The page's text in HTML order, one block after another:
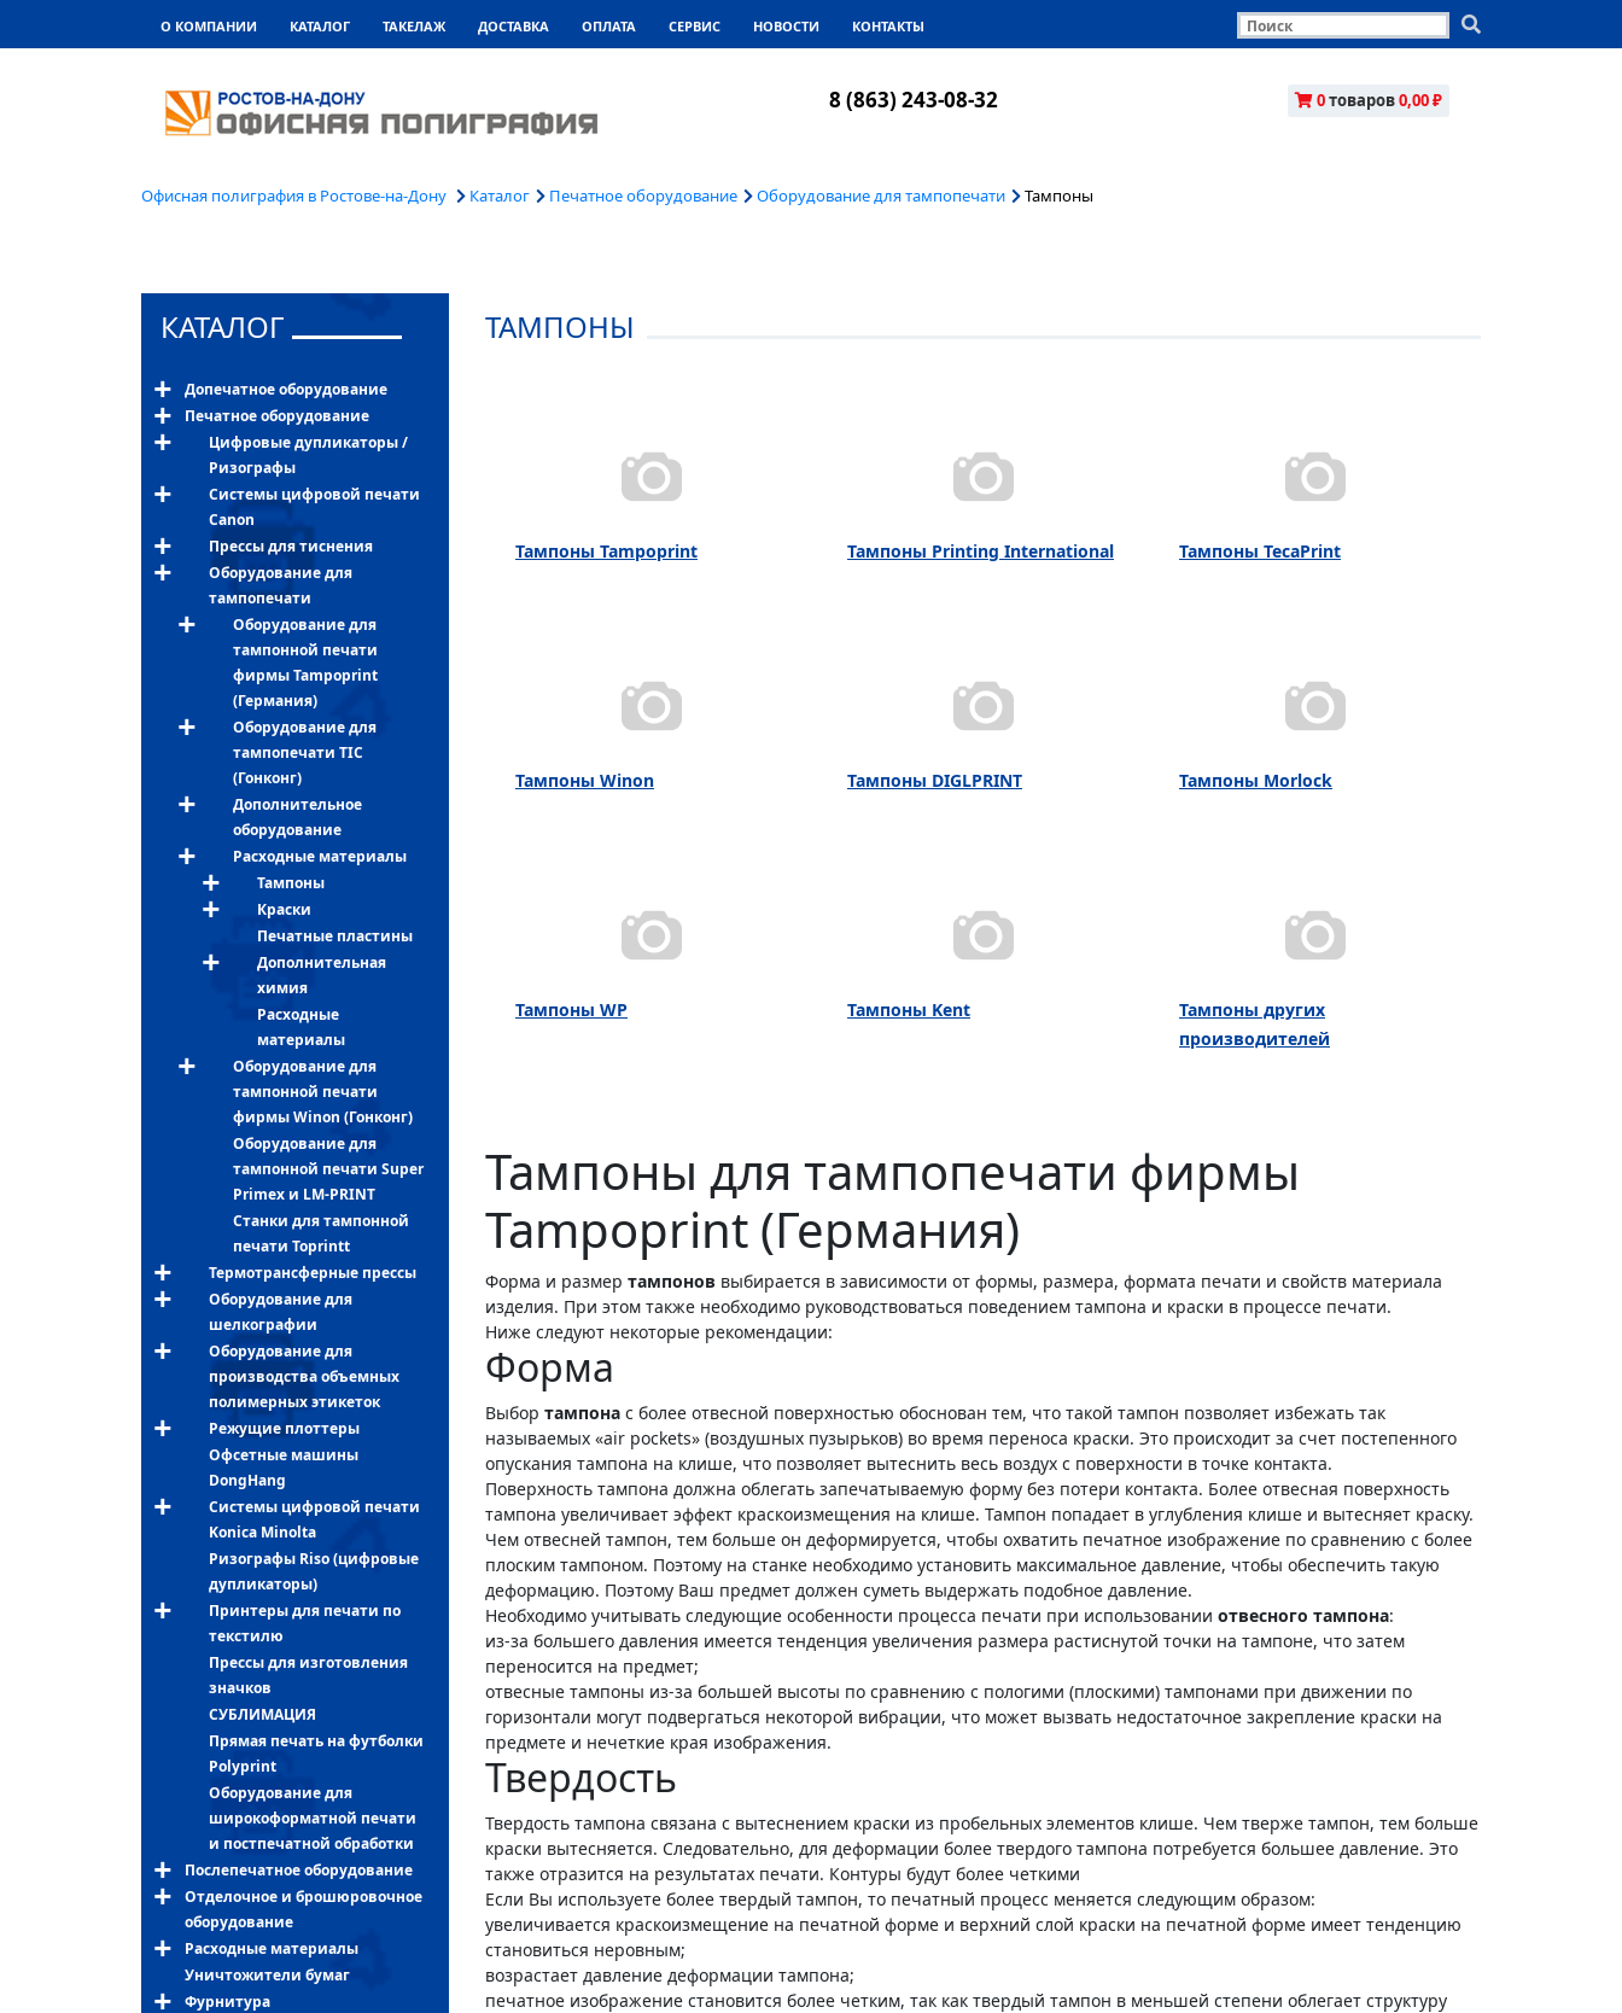
О КОМПАНИИ КАТАЛОГ ТАКЕЛАЖ ДОСТАВКА ОПЛАТА СЕРВИС НОВОСТИ КОНТАКТЫ
8 (863) 243-08-32 0товаров0,00 ₽
Офисная полиграфия в Ростове-на-Дону Каталог Печатное оборудование Оборудование для тампопечати Тампоны
КАТАЛОГ
Допечатное оборудование
Печатное оборудование
Цифровые дупликаторы /
Ризографы
Системы цифровой печати
Canon
Прессы для тиснения
Оборудование для
тампопечати
Оборудование для
тампонной печати
фирмы Tampoprint
(Германия)
Оборудование для
тампопечати TIC
(Гонконг)
Дополнительное
оборудование
Расходные материалы
Тампоны
Краски
Печатные пластины
Дополнительная
химия
Расходные
материалы
Оборудование для
тампонной печати
фирмы Winon (Гонконг)
Оборудование для
тампонной печати Super
Primex и LM-PRINT
Станки для тампонной
печати Toprintt
Термотрансферные прессы
Оборудование для
шелкографии
Оборудование для
производства объемных
полимерных этикеток
Режущие плоттеры
Офсетные машины
DongHang
Системы цифровой печати
Konica Minolta
Ризографы Riso (цифровые
дупликаторы)
Принтеры для печати по
текстилю
Прессы для изготовления
значков
СУБЛИМАЦИЯ
Прямая печать на футболки
Polyprint
Оборудование для
широкоформатной печати
и постпечатной обработки
Послепечатное оборудование
Отделочное и брошюровочное
оборудование
Расходные материалы
Уничтожители бумаг
Фурнитура
ТАМПОНЫ
Тампоны Tampoprint Тампоны Printing International Тампоны TecaPrint
Тампоны Winon Тампоны DIGLPRINT Тампоны Morlock
Тампоны WP Тампоны Kent
Тампоны других
производителей
Тампоны для тампопечати фирмы
Tampoprint (Германия)
Форма и размер тампонов выбирается в зависимости от формы, размера, формата печати и свойств материала
изделия. При этом также необходимо руководствоваться поведением тампона и краски в процессе печати.
Ниже следуют некоторые рекомендации:
Форма
Выбор тампона с более отвесной поверхностью обоснован тем, что такой тампон позволяет избежать так
называемых «air pockets» (воздушных пузырьков) во время переноса краски. Это происходит за счет постепенного
опускания тампона на клише, что позволяет вытеснить весь воздух с поверхности в точке контакта.
Поверхность тампона должна облегать запечатываемую форму без потери контакта. Более отвесная поверхность
тампона увеличивает эффект краскоизмещения на клише. Тампон попадает в углубления клише и вытесняет краску.
Чем отвесней тампон, тем больше он деформируется, чтобы охватить печатное изображение по сравнению с более
плоским тампоном. Поэтому на станке необходимо установить максимальное давление, чтобы обеспечить такую
деформацию. Поэтому Ваш предмет должен суметь выдержать подобное давление.
Необходимо учитывать следующие особенности процесса печати при использовании отвесного тампона:
из-за большего давления имеется тенденция увеличения размера растиснутой точки на тампоне, что затем
переносится на предмет;
отвесные тампоны из-за большей высоты по сравнению с пологими (плоскими) тампонами при движении по
горизонтали могут подвергаться некоторой вибрации, что может вызвать недостаточное закрепление краски на
предмете и нечеткие края изображения.
Твердость
Твердость тампона связана с вытеснением краски из пробельных элементов клише. Чем тверже тампон, тем больше
краски вытесняется. Следовательно, для деформации более твердого тампона потребуется большее давление. Это
также отразится на результатах печати. Контуры будут более четкими
Если Вы используете более твердый тампон, то печатный процесс меняется следующим образом:
увеличивается краскоизмещение на печатной форме и верхний слой краски на печатной форме имеет тенденцию
становиться неровным;
возрастает давление деформации тампона;
печатное изображение становится более четким, так как твердый тампон в меньшей степени облегает структуру